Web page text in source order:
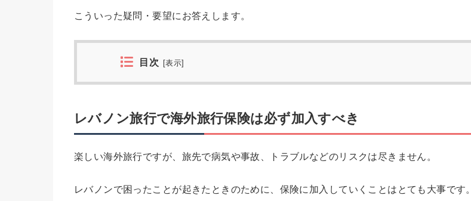
こういった疑問・要望にお答えします。
目次 [表示
レバノン旅行で海外旅行保険は必ず加入すべき
楽しい海外旅行ですが、旅先で病気や事故、トラブルなどのリスクは尽きません。
レバノンで困ったことが起きたときのために、保険に加入していくことはとても大事です。